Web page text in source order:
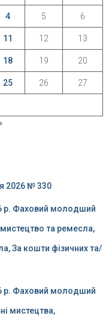
4 5 6
11 12 13
18 19 20
25 26 27
2026 № 330
р. Фаховий молодший
та ремесла,
За кошти фізичних та/
р. Фаховий молодший
мистецтва,